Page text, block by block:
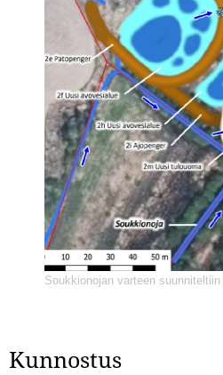
Soukkionojan varteen
Kunnostus